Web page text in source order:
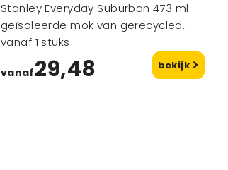
Stanley Everyday Suburban 473 ml
geïsoleerde mok van gerecycled
roestvrij staal
vanaf 1 stuks
vanaf29,48 bekijk